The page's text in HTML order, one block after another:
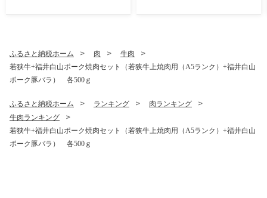
ふるさと納税ホーム 肉
牛肉
若狭牛+福井白山ポーク焼肉セット（若狭牛上焼肉用（A5ランク）+福井白山
ポーク豚バラ） 各500ｇ
ふるさと納税ホーム ランキング
肉ランキング
牛肉ランキング
若狭牛+福井白山ポーク焼肉セット（若狭牛上焼肉用（A5ランク）+福井白山
ポーク豚バラ） 各500ｇ